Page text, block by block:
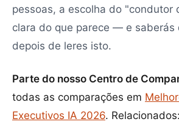
pessoas, a escolha do "condutor
clara do que parece — e saberás
depois de leres isto.
Parte do nosso Centro de
todas as comparações em
Executivos IA 2026. Relacionados: